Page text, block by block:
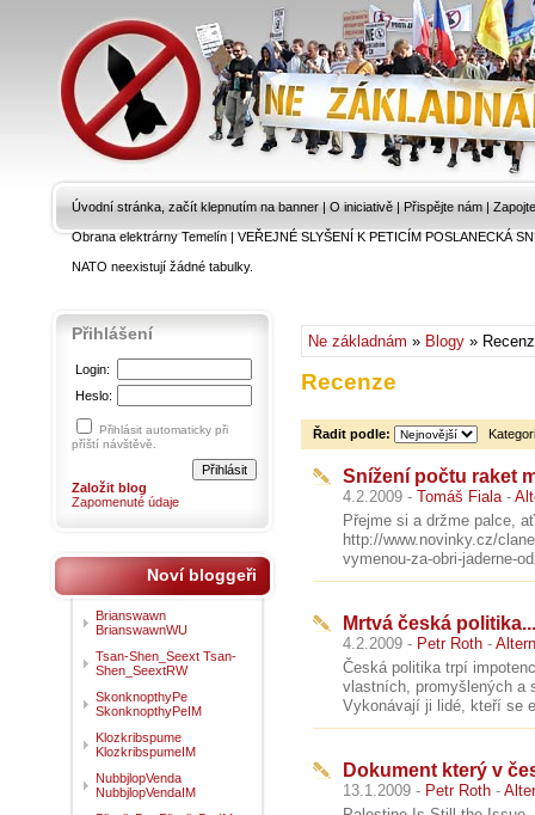
Úvodní stránka, začít klepnutím na banner | O iniciativě | Přispějte nám |
Obrana elektrárny Temelín|VEŘEJNÉ SLYŠENÍ K PETICÍM POSLANECKÁ
NATO neexistují žádné tabulky.
Ne základnám » Blogy »
Recenze
Řadit podle:
Snížení počtu raket
4.2.2009 - Tomáš Fiala-
Přejme si a držme palce,
http://www.novinky.cz/
vymenou-za-obri-jaderne-
Mrtvá česká
4.2.2009 - Petr Roth -
Česká politika trpí
vlastních, promyšlených a
Vykonávají ji lidé, kteří se
Dokument který v
13.1.2009 - Petr Roth -
Přihlášení
Login:
Heslo:
Přihlásit automaticky při
příští návštěvě.
Založit blog
Zapomenuté údaje
Noví bloggeři
Brianswawn
BrianswawnWU
Tsan-Shen_Seext Tsan-
Shen_SeextRW
SkonknopthyPe
SkonknopthyPeIM
Klozkribspume
KlozkribspumeIM
NubbjlopVenda
NubbjlopVendaIM